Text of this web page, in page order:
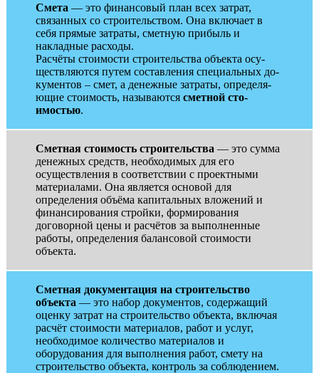
Смета — это финансовый план всех затрат,
связанных со строительством. Она включает в
себя прямые затраты, сметную прибыль и
накладные расходы.
Рас­чё­ты сто­имос­ти строительства объекта осу­
щест­вля­ют­ся пу­тем сос­тавле­ния спе­ци­аль­ных до­
кумен­тов – смет, а де­неж­ные зат­ра­ты, оп­ре­деля­
ющие сто­имость, на­зыва­ют­ся смет­ной сто­
имостью.
Сметная стоимость строительства — это сумма
денежных средств, необходимых для его
осуществления в соответствии с проектными
материалами. Она является основой для
определения объёма капитальных вложений и
финансирования стройки, формирования
договорной цены и расчётов за выполненные
работы, определения балансовой стоимости
объекта.
Сметная документация на строительство
объекта — это набор документов, содержащий
оценку затрат на строительство объекта, включая
расчёт стоимости материалов, работ и услуг,
необходимое количество материалов и
оборудования для выполнения работ, смету на
строительство объекта, контроль за соблюдением.